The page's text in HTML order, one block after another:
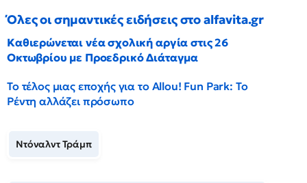
Όλες οι σημαντικές ειδήσεις στο alfavita.gr
Καθιερώνεται νέα σχολική αργία στις 26
Οκτωβρίου με Προεδρικό Διάταγμα
Το τέλος μιας εποχής για το Allou! Fun Park: Το
Ρέντη αλλάζει πρόσωπο
Ντόναλντ Τράμπ